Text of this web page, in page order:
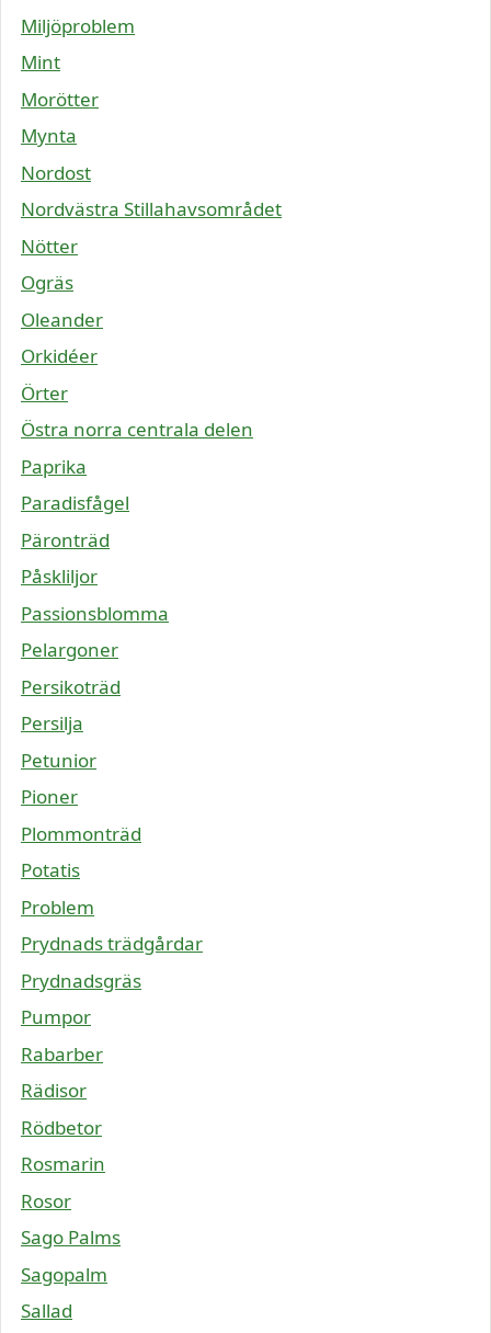
Miljöproblem
Mint
Morötter
Mynta
Nordost
Nordvästra Stillahavsområdet
Nötter
Ogräs
Oleander
Orkidéer
Örter
Östra norra centrala delen
Paprika
Paradisfågel
Päronträd
Påskliljor
Passionsblomma
Pelargoner
Persikoträd
Persilja
Petunior
Pioner
Plommonträd
Potatis
Problem
Prydnads trädgårdar
Prydnadsgräs
Pumpor
Rabarber
Rädisor
Rödbetor
Rosmarin
Rosor
Sago Palms
Sagopalm
Sallad